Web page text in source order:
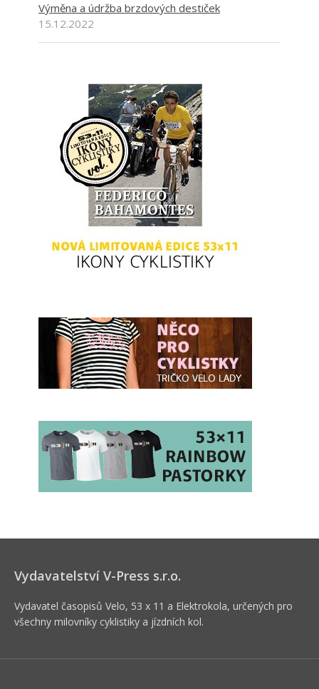
Výměna a údržba brzdových destiček
15.12.2022
Vydavatelství V-Press s.r.o.
Vydavatel časopisů Velo, 53 x 11 a Elektrokola, určených pro
všechny milovníky cyklistiky a jízdních kol.